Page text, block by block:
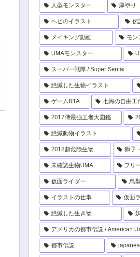
人型モンスター 厚塗り
ヘビのイラスト 伝
メイキング動画 モン
UMAモンスター
スーパー戦隊 / Super Sentai
絶滅した生物イラスト
ゲームRTA 七海の自由工
2017侍最強王者大図鑑
絶滅動物イラスト
2018超危険生物 獅子
未確認生物UMA フリ
仮面ライダー 鳥
イラストの仕事 仮面
絶滅した生き物
アメリカの都市伝説 / American
都市伝説